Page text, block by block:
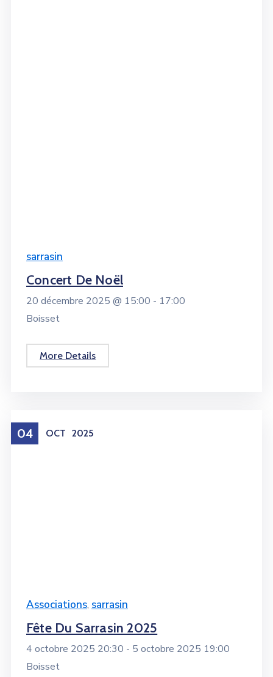
sarrasin
Concert De Noël
20 décembre 2025 @ 15:00 - 17:00
Boisset
More Details
04 OCT 2025
Associations, sarrasin
Fête Du Sarrasin 2025
4 octobre 2025 20:30 - 5 octobre 2025 19:00
Boisset